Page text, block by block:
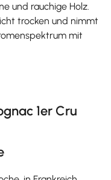
und rauchige Holz.
trocken und nimmt
mit
1er Cru